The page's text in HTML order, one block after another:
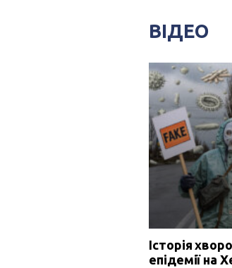
ВІДЕО
Історія
епідемії на